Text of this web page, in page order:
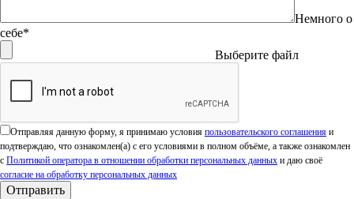
Немного о
себе*
Выберите файл
Отправляя данную форму, я принимаю условия пользовательского соглашения и
подтверждаю, что ознакомлен(а) с его условиями в полном объёме, а также ознакомлен
с Политикой оператора в отношении обработки персональных данных и даю своё
согласие на обработку персональных данных